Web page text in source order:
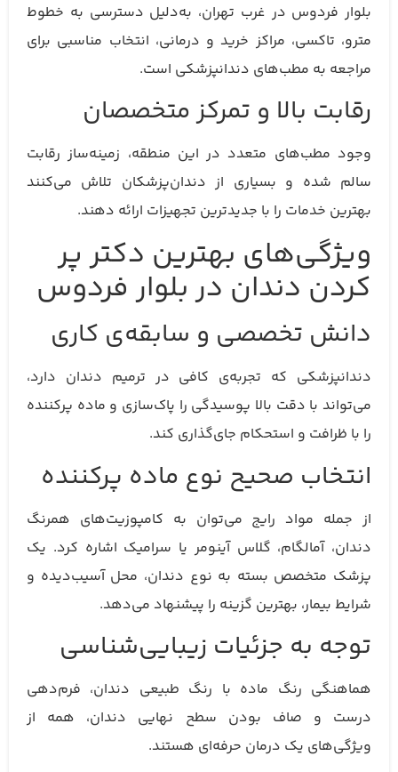
بلوار فردوس در غرب تهران، به‌دلیل دسترسی به خطوط
مترو، تاکسی، مراکز خرید و درمانی، انتخاب مناسبی برای
مراجعه به مطب‌های دندانپزشکی است.
رقابت بالا و تمرکز متخصصان
وجود مطب‌های متعدد در این منطقه، زمینه‌ساز رقابت
سالم شده و بسیاری از دندان‌پزشکان تلاش می‌کنند
بهترین خدمات را با جدیدترین تجهیزات ارائه دهند.
ویژگی‌های بهترین دکتر پر
کردن دندان در بلوار فردوس
دانش تخصصی و سابقه‌ی کاری
دندانپزشکی که تجربه‌ی کافی در ترمیم دندان دارد،
می‌تواند با دقت بالا پوسیدگی را پاک‌سازی و ماده پرکننده
را با ظرافت و استحکام جای‌گذاری کند.
انتخاب صحیح نوع ماده پرکننده
از جمله مواد رایج می‌توان به کامپوزیت‌های همرنگ
دندان، آمالگام، گلاس آینومر یا سرامیک اشاره کرد. یک
پزشک متخصص بسته به نوع دندان، محل آسیب‌دیده و
شرایط بیمار، بهترین گزینه را پیشنهاد می‌دهد.
توجه به جزئیات زیبایی‌شناسی
هماهنگی رنگ ماده با رنگ طبیعی دندان، فرم‌دهی
درست و صاف بودن سطح نهایی دندان، همه از
ویژگی‌های یک درمان حرفه‌ای هستند.